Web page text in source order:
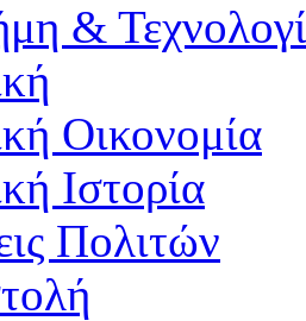
&
Οικονομία
Ιστορία
Πολιτών